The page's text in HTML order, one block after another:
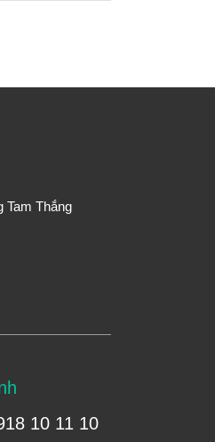
Tam Thắng
10 11 10